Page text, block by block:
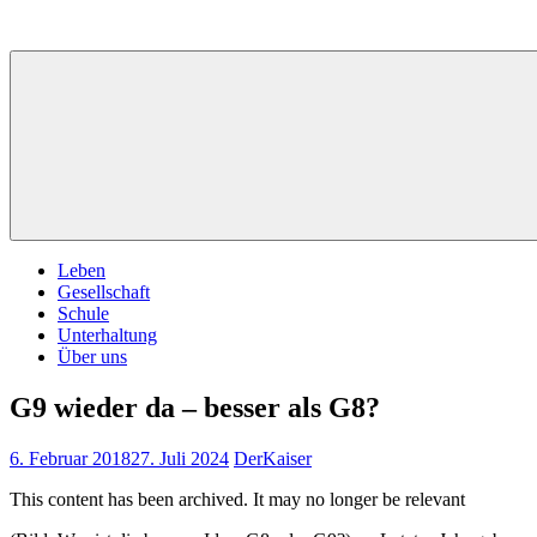
Leben
Gesellschaft
Schule
Unterhaltung
Über uns
G9 wieder da – besser als G8?
6. Februar 201827. Juli 2024 DerKaiser
This content has been archived. It may no longer be relevant